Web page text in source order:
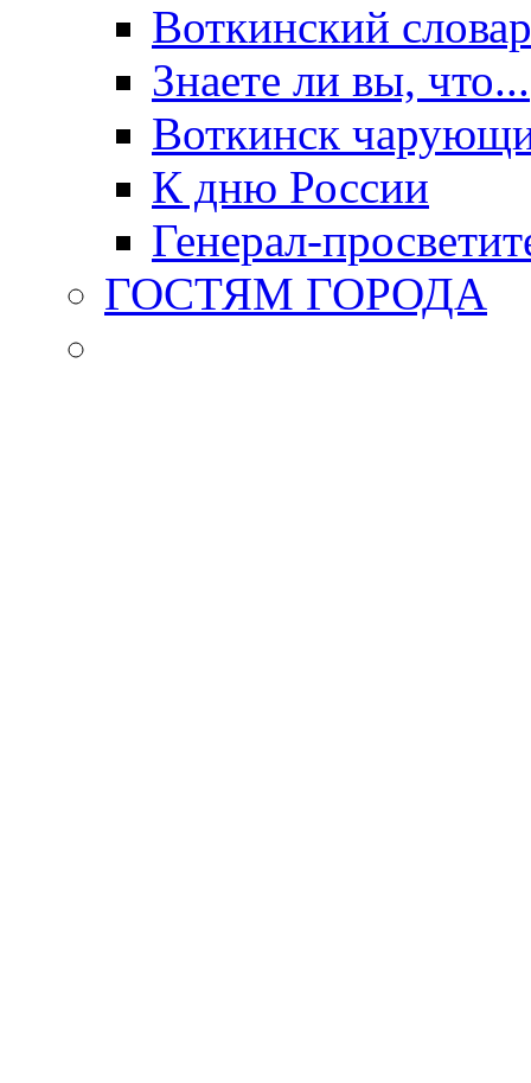
Воткинский
Знаете ли вы, что...
Воткинск
К дню России
Генерал-
ГОСТЯМ ГОРОДА